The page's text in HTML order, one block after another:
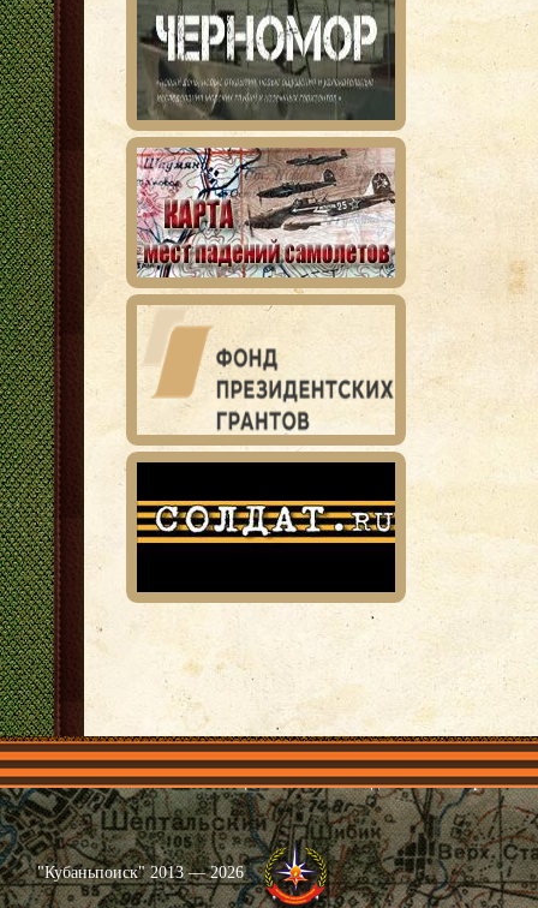
Главная Имена Общественные объединения Проекты
"Кубаньпоиск" 2013 — 2026